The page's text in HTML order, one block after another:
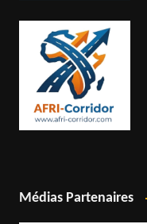
Médias Partenaires